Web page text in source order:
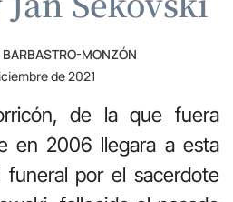
BARBASTRO-MONZÓN
de 2021
de la que fuera
en 2006 llegara a esta
funeral por el sacerdote